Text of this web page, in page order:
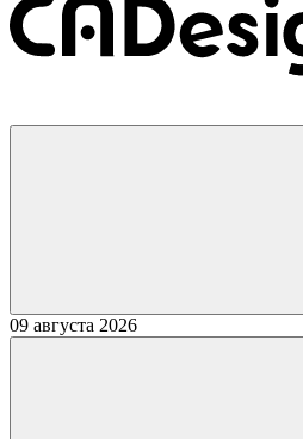
09 августа 2026